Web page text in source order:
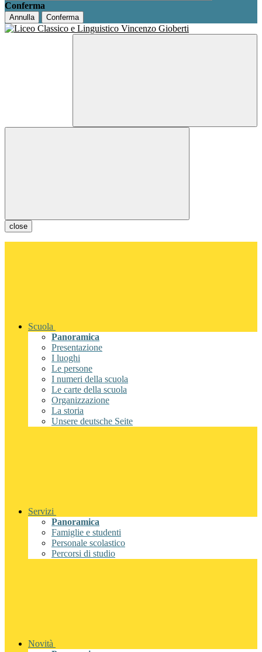
Conferma
Annulla Conferma
close
Scuola
Panoramica
Presentazione
I luoghi
Le persone
I numeri della scuola
Le carte della scuola
Organizzazione
La storia
Unsere deutsche Seite
Servizi
Panoramica
Famiglie e studenti
Personale scolastico
Percorsi di studio
Novità